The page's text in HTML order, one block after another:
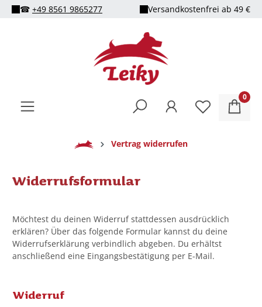
springen
☎ +49 8561 9865277 Versandkostenfrei ab 49 €
0
HomeVertrag widerrufen
Widerrufsformular
Möchtest du deinen Widerruf stattdessen ausdrücklich
erklären? Über das folgende Formular kannst du deine
Widerrufserklärung verbindlich abgeben. Du erhältst
anschließend eine Eingangsbestätigung per E-Mail.
Widerruf